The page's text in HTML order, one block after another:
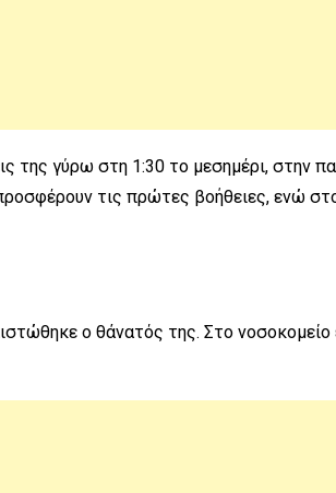
της γύρω στη 1:30 το μεσημέρι, στην
τις πρώτες βοήθειες, ενώ
ο θάνατός της. Στο νοσοκομείο